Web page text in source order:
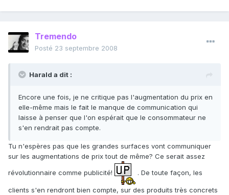
Tremendo
Posté 23 septembre 2008
Harald a dit :
Encore une fois, je ne critique pas l'augmentation du prix en
elle-même mais le fait le manque de communication qui
laisse à penser que l'on espérait que le consommateur ne
s'en rendrait pas compte.
Tu n'espères pas que les grandes surfaces vont communiquer
sur les augmentations de prix tout de même? Ce serait assez
révolutionnaire comme publicité!
. De toute façon, les
clients s'en rendront bien compte, sur des produits très concrets